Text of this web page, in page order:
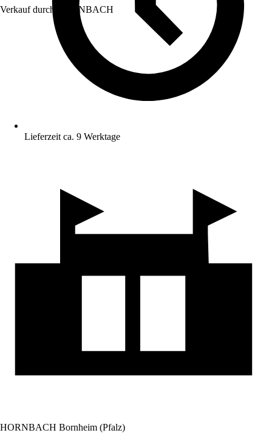
Verkauf durch: HORNBACH
Lieferzeit ca. 9 Werktage
HORNBACH Bornheim (Pfalz)